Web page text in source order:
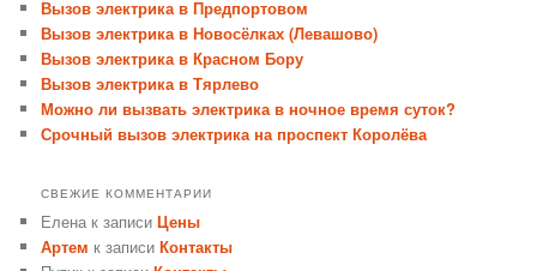
Вызов электрика в Предпортовом
Вызов электрика в Новосёлках (Левашово)
Вызов электрика в Красном Бору
Вызов электрика в Тярлево
Можно ли вызвать электрика в ночное время суток?
Срочный вызов электрика на проспект Королёва
СВЕЖИЕ КОММЕНТАРИИ
Елена к записиЦены
Артем к записиКонтакты